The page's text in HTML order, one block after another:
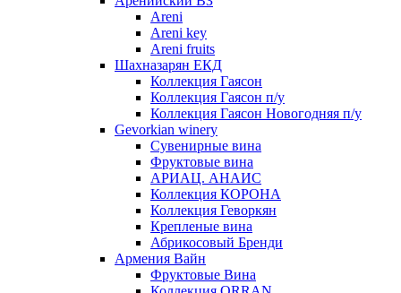
Areni
Areni key
Areni fruits
Шахназарян ЕКД
Коллекция Гаясон
Коллекция Гаясон п/у
Коллекция Гаясон Новогодняя п/у
Gevorkian winery
Сувенирные вина
Фруктовые вина
АРИАЦ. АНАИС
Коллекция КОРОНА
Коллекция Геворкян
Крепленые вина
Абрикосовый Бренди
Армения Вайн
Фруктовые Вина